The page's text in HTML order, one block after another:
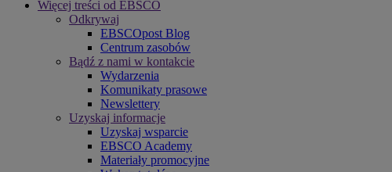
Więcej treści od EBSCO
Odkrywaj
EBSCOpost Blog
Centrum zasobów
Bądź z nami w kontakcie
Wydarzenia
Komunikaty prasowe
Newslettery
Uzyskaj informacje
Uzyskaj wsparcie
EBSCO Academy
Materiały promocyjne